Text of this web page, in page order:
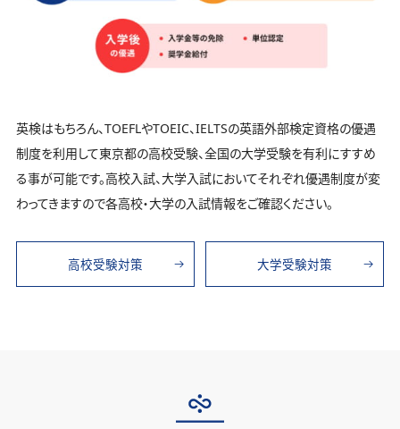
英検はもちろん、TOEFLやTOEIC、IELTSの英語外部検定資格の優遇
制度を利用して東京都の高校受験、全国の大学受験を有利にすすめ
る事が可能です。高校入試、大学入試においてそれぞれ優遇制度が変
わってきますので各高校・大学の入試情報をご確認ください。
高校受験対策 大学受験対策